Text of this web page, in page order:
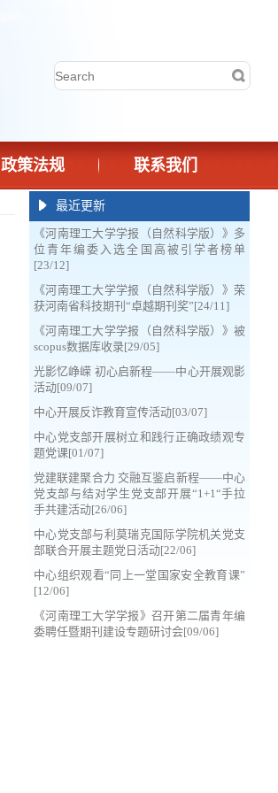
政策法规 联系我们
最近更新
《河南理工大学学报（自然科学版）》多
位青年编委入选全国高被引学者榜单
[23/12]
《河南理工大学学报（自然科学版）》荣
获河南省科技期刊“卓越期刊奖”[24/11]
《河南理工大学学报（自然科学版）》被
scopus数据库收录[29/05]
光影忆峥嵘 初心启新程——中心开展观影
活动[09/07]
中心开展反诈教育宣传活动[03/07]
中心党支部开展树立和践行正确政绩观专
题党课[01/07]
党建联建聚合力 交融互鉴启新程——中心
党支部与结对学生党支部开展“1+1“手拉
手共建活动[26/06]
中心党支部与利莫瑞克国际学院机关党支
部联合开展主题党日活动[22/06]
中心组织观看“同上一堂国家安全教育课”
[12/06]
《河南理工大学学报》召开第二届青年编
委聘任暨期刊建设专题研讨会[09/06]